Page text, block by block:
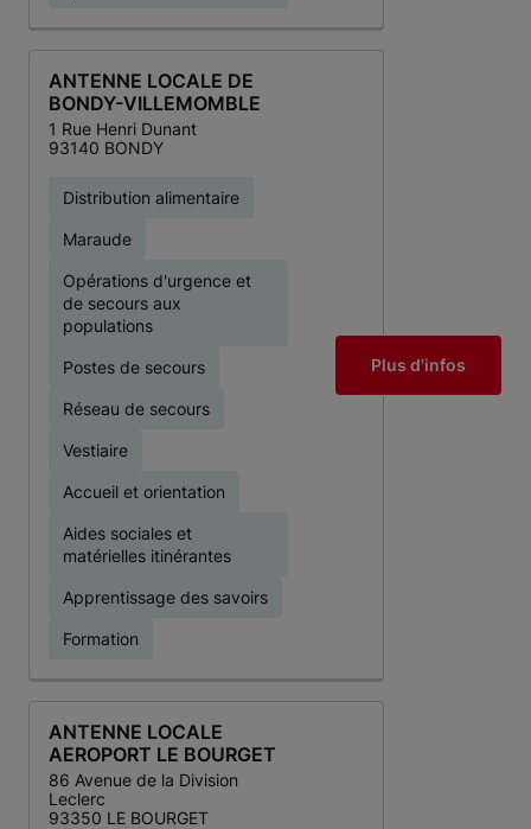
ANTENNE LOCALE DE
BONDY-VILLEMOMBLE
1 Rue Henri Dunant
93140 BONDY
Distribution alimentaire
Maraude
Opérations d'urgence et
de secours aux
populations
Postes de secours
Réseau de secours
Vestiaire
Accueil et orientation
Aides sociales et
matérielles itinérantes
Apprentissage des savoirs
Formation
Plus d'infos
ANTENNE LOCALE
AEROPORT LE BOURGET
86 Avenue de la Division
Leclerc
93350 LE BOURGET